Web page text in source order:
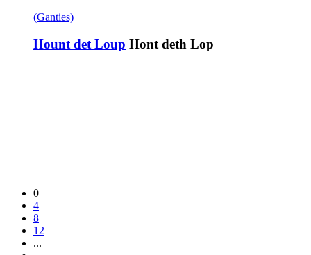
(Ganties)
Hount det Loup Hont deth Lop
0
4
8
12
...